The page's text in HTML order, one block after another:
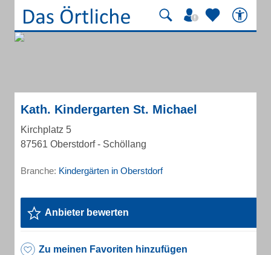
Kath. Kindergarten St. Michael
Kirchplatz 5
87561 Oberstdorf - Schöllang
Branche: Kindergärten in Oberstdorf
Anbieter bewerten
Zu meinen Favoriten hinzufügen